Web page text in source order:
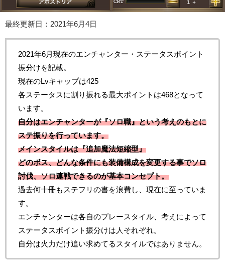
最終更新日：2021年6月4日
2021年6月現在のエンチャンター・ステータスポイント
振分けを記載。
現在のLvキャップは425
各ステータスに割り振れる最大ポイントは468となって
います。
自分はエンチャンターが『ソロ職』という考えのもとに
ステ振りを行っています。
メインスタイルは『追加魔法短縮型』
どのボス、どんな条件にも装備構成を変更する事でソロ
討伐、ソロ連戦できるのが基本コンセプト。
過去何十冊もステフリの書を浪費し、現在に至っていま
す。
エンチャンターは各自のプレースタイル、考えによって
ステータスポイント振分けは人それぞれ。
自分は火力だけ追い求めてるスタイルではありません。